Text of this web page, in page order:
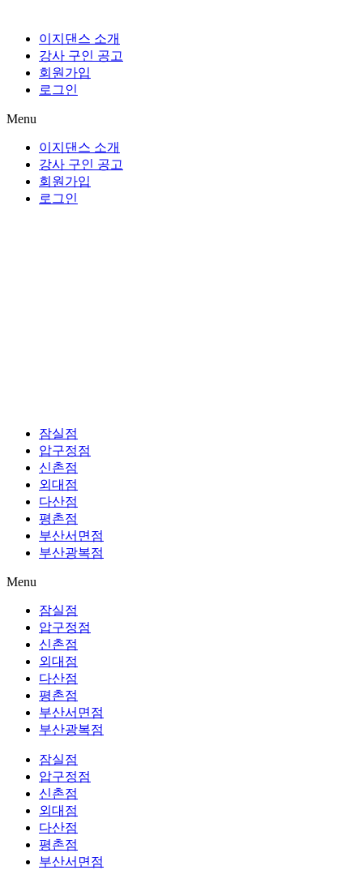
이지댄스 소개
강사 구인 공고
회원가입
로그인
Menu
이지댄스 소개
강사 구인 공고
회원가입
로그인
잠실점
압구정점
신촌점
외대점
다산점
평촌점
부산서면점
부산광복점
Menu
잠실점
압구정점
신촌점
외대점
다산점
평촌점
부산서면점
부산광복점
잠실점
압구정점
신촌점
외대점
다산점
평촌점
부산서면점